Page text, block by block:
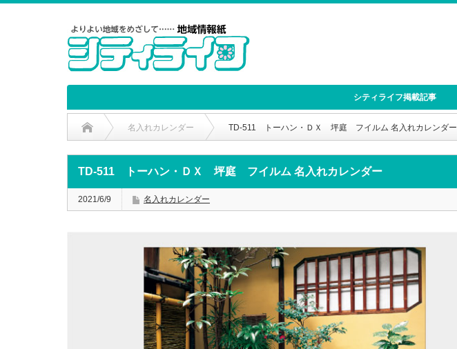
シティライフ掲載記事
名入れカレンダー TD-511 トーハン・ＤＸ 坪庭 フイルム 名入れカレンダー
TD-511 トーハン・ＤＸ 坪庭 フイルム 名入れカレンダー
2021/6/9 名入れカレンダー